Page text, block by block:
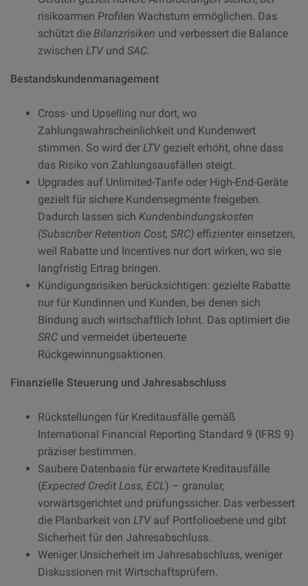
risikoarmen Profilen Wachstum ermöglichen. Das
schützt die Bilanzrisiken und verbessert die Balance
zwischen LTVund SAC.
Bestandskundenmanagement
Cross- und Upselling nur dort, wo
Zahlungswahrscheinlichkeit und Kundenwert
stimmen. So wird der LTVgezielt erhöht, ohne dass
das Risiko von Zahlungsausfällen steigt.
Upgrades auf Unlimited-Tarife oder High-End-Geräte
gezielt für sichere Kundensegmente freigeben.
Dadurch lassen sich Kundenbindungskosten
(Subscriber Retention Cost, SRC) effizienter einsetzen,
weil Rabatte und Incentives nur dort wirken, wo sie
langfristig Ertrag bringen.
Kündigungsrisiken berücksichtigen: gezielte Rabatte
nur für Kundinnen und Kunden, bei denen sich
Bindung auch wirtschaftlich lohnt. Das optimiert die
SRC und vermeidet überteuerte
Rückgewinnungsaktionen.
Finanzielle Steuerung und Jahresabschluss
Rückstellungen für Kreditausfälle gemäß
International Financial Reporting Standard 9 (IFRS 9)
präziser bestimmen.
Saubere Datenbasis für erwartete Kreditausfälle
(Expected Credit Loss, ECL) – granular,
vorwärtsgerichtet und prüfungssicher. Das verbessert
die Planbarkeit von LTVauf Portfolioebene und gibt
Sicherheit für den Jahresabschluss.
Weniger Unsicherheit im Jahresabschluss, weniger
Diskussionen mit Wirtschaftsprüfern.